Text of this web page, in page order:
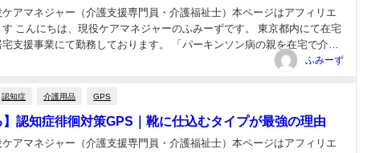
アマネジャー（介護支援専門員・介護福祉士）本ページはアフィリエ
て在宅
務しております。 「パーキンソン病の親を在宅で介護
えてきて家族が支えきれない...
ふみーず
認知症 介護用品 GPS
】認知症徘徊対策GPS｜靴に仕込むタイプが最強の理由
アマネジャー（介護支援専門員・介護福祉士）本ページはアフィリエ